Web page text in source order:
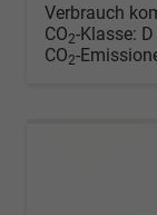
Verbrauch
CO2-Klasse: D
CO2-